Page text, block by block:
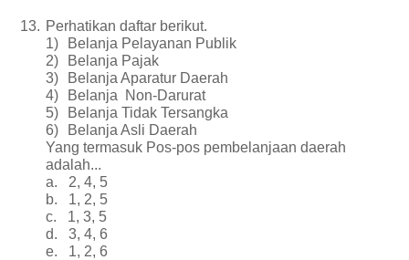
13. Perhatikan daftar berikut.
1)
Belanja Pelayanan Publik
2)
Belanja Pajak
3)
Belanja Aparatur Daerah
4)
Belanja Non-Darurat
5)
Belanja Tidak Tersangka
6)
Belanja Asli Daerah
Yang termasuk Pos-pos pembelanjaan daerah
adalah...
a.
2, 4, 5
b.
1, 2, 5
c.
1, 3, 5
d.
3, 4, 6
e.
1, 2, 6